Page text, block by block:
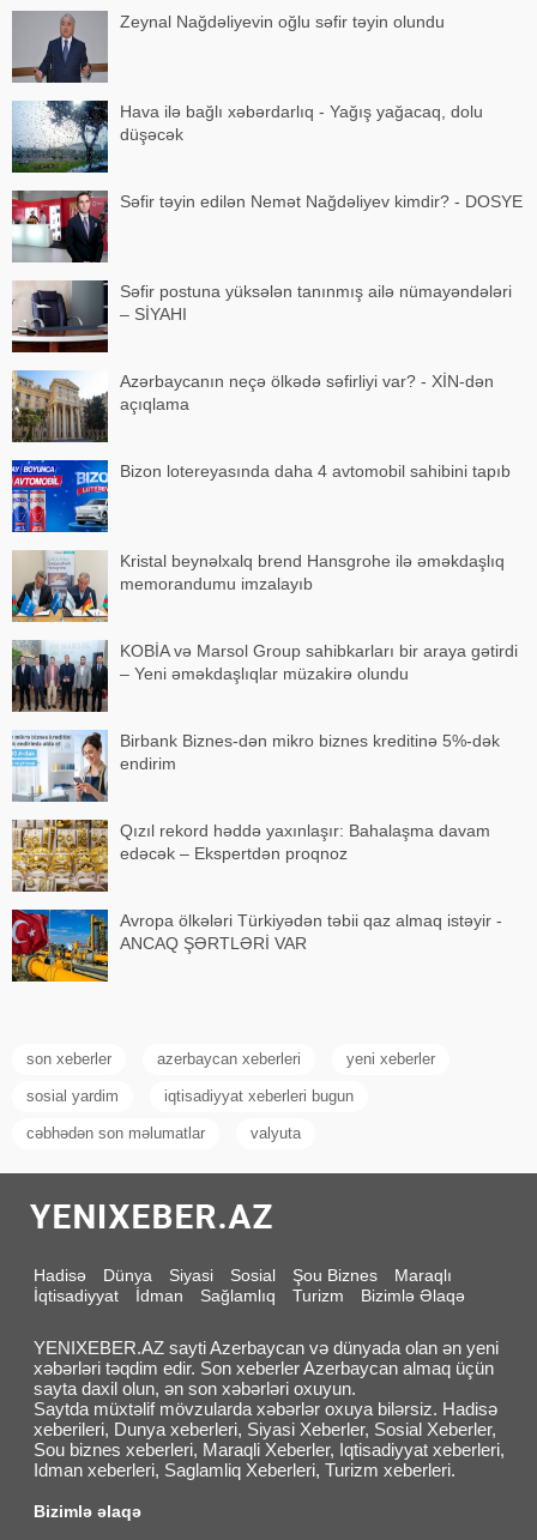
Zeynal Nağdəliyevin oğlu səfir təyin olundu
Hava ilə bağlı xəbərdarlıq - Yağış yağacaq, dolu
düşəcək
Səfir təyin edilən Nemət Nağdəliyev kimdir? - DOSYE
Səfir postuna yüksələn tanınmış ailə nümayəndələri
– SİYAHI
Azərbaycanın neçə ölkədə səfirliyi var? - XİN-dən
açıqlama
Bizon lotereyasında daha 4 avtomobil sahibini tapıb
Kristal beynəlxalq brend Hansgrohe ilə əməkdaşlıq
memorandumu imzalayıb
KOBİA və Marsol Group sahibkarları bir araya gətirdi
– Yeni əməkdaşlıqlar müzakirə olundu
Birbank Biznes-dən mikro biznes kreditinə 5%-dək
endirim
Qızıl rekord həddə yaxınlaşır: Bahalaşma davam
edəcək – Ekspertdən proqnoz
Avropa ölkələri Türkiyədən təbii qaz almaq istəyir -
ANCAQ ŞƏRTLƏRİ VAR
son xeberler azerbaycan xeberleri yeni xeberler
sosial yardim iqtisadiyyat xeberleri bugun
cəbhədən son məlumatlar valyuta
Hadisə Dünya Siyasi Sosial Şou Biznes
Maraqlı
İqtisadiyyat
İdman Sağlamlıq Turizm Bizimlə Əlaqə
YENIXEBER.AZ sayti Azerbaycan və dünyada olan ən yeni
xəbərləri təqdim edir. Son xeberler Azerbaycan almaq üçün
sayta daxil olun, ən son xəbərləri oxuyun.
Saytda müxtəlif mövzularda xəbərlər oxuya bilərsiz. Hadisə
xeberileri, Dunya xeberleri, Siyasi Xeberler, Sosial Xeberler,
Sou biznes xeberleri, Maraqli Xeberler, Iqtisadiyyat xeberleri,
Idman xeberleri, Saglamliq Xeberleri, Turizm xeberleri.
Bizimlə əlaqə